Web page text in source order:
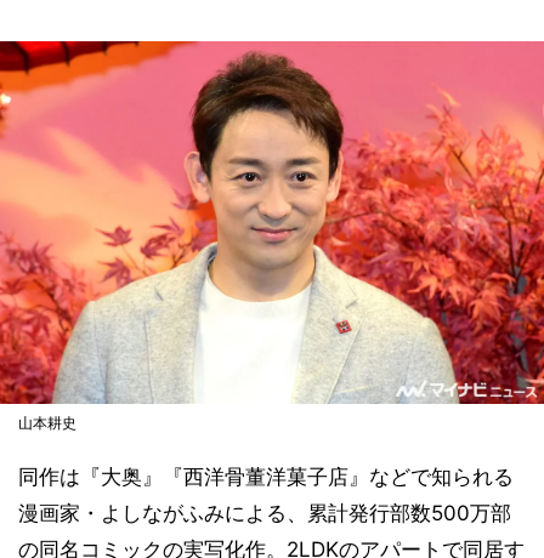
山本耕史
同作は『大奥』『西洋骨董洋菓子店』などで知られる
漫画家・よしながふみによる、累計発行部数500万部
の同名コミックの実写化作。2LDKのアパートで同居す